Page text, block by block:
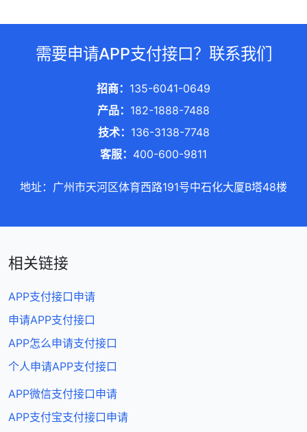
需要申请APP支付接口？联系我们
招商： 135-6041-0649
产品： 182-1888-7488
技术： 136-3138-7748
客服： 400-600-9811
地址：广州市天河区体育西路191号中石化大厦B塔48楼
相关链接
APP支付接口申请
申请APP支付接口
APP怎么申请支付接口
个人申请APP支付接口
APP微信支付接口申请
APP支付宝支付接口申请